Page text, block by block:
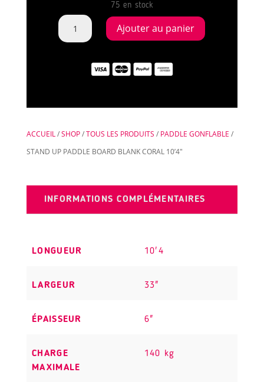
75 en stock
quantité
de
Ajouter au panier
ACCUEIL/SHOP/TOUS LES PRODUITS / PADDLE GONFLABLE /
STAND UP PADDLE BOARD BLANK CORAL 10’4″
INFORMATIONS COMPLÉMENTAIRES
LONGUEUR 10'4
LARGEUR 33"
ÉPAISSEUR 6"
CHARGE
MAXIMALE
140 kg